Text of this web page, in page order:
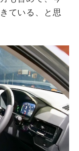
ている、と思